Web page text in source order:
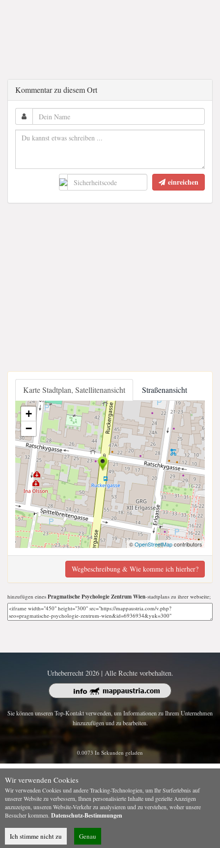
Kommentar zu diesem Ort
einreichen
Karte Stadtplan, Satellitenansicht Straßenansicht
+
−
©OpenStreetMapcontributors
Wegbeschreibung & Wie komme ich hierher?
hinzufügen eines Pragmatische Psychologie Zentrum Wien-stadtplans zu ihrer webseite;
Urheberrecht 2026 | Alle Rechte vorbehalten.
Sie können unseren Top-Kontakt verwenden, um Informationen zu Ihrem Unternehmen
hinzuzufügen und zu bearbeiten.
0.0073 In Sekunden geladen
Wir verwenden Cookies
Wir verwenden Cookies und andere Tracking-Technologien, um Ihr Surferlebnis auf
unserer Website zu verbessern, Ihnen personalisierte Inhalte und gezielte Anzeigen
anzuzeigen, unseren Website-Verkehr zu analysieren und zu verstehen, woher unsere
Besucher kommen. Datenschutz-Bestimmungen
Ich stimme nicht zu Genau